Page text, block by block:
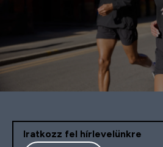
Iratkozz fel hírlevelünkre